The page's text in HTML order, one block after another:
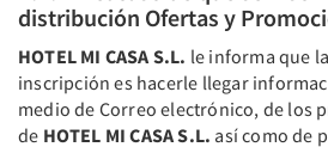
distribución Ofertas y
HOTEL MI CASA S.L. le informa que
inscripción es hacerle llegar
medio de Correo electrónico, de los
de HOTEL MI CASA S.L. así como de